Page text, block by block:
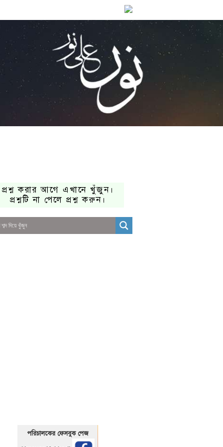
প্রশ্ন করার আগে এখানে খুঁজুন।
প্রশ্নটি না পেলে প্রশ্ন করুন।
পরিচালকের ফেসবুক পেজ